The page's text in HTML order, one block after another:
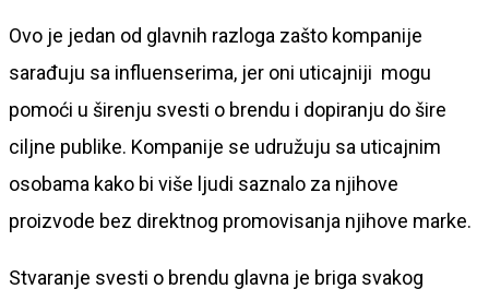
Ovo je jedan od glavnih razloga zašto kompanije
sarađuju sa influenserima, jer oni uticajniji mogu
pomoći u širenju svesti o brendu i dopiranju do šire
ciljne publike. Kompanije se udružuju sa uticajnim
osobama kako bi više ljudi saznalo za njihove
proizvode bez direktnog promovisanja njihove marke.
Stvaranje svesti o brendu glavna je briga svakog